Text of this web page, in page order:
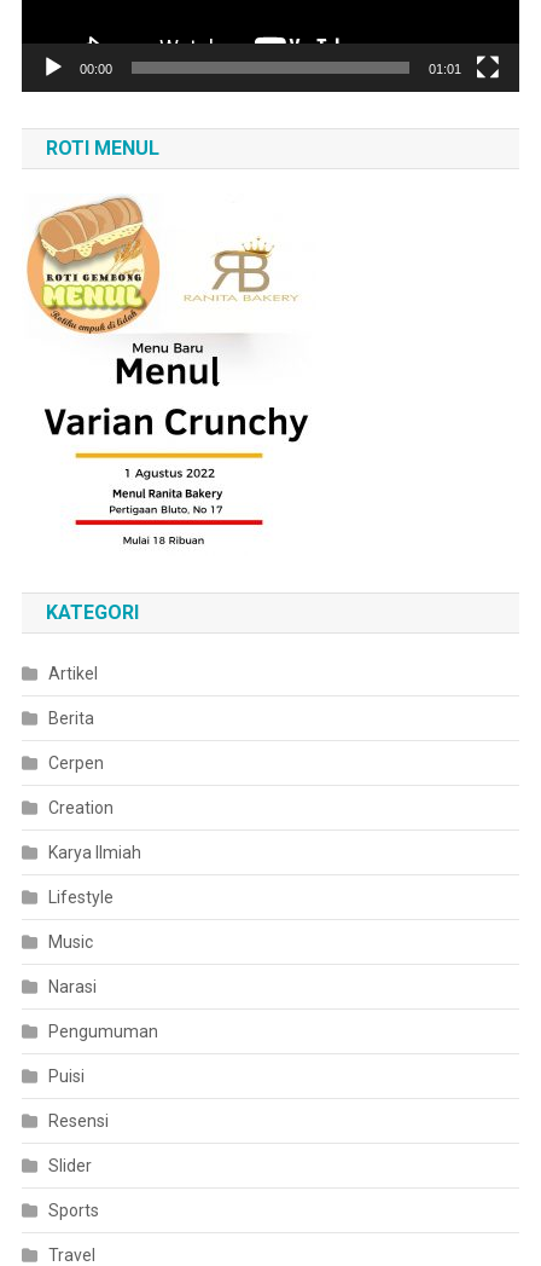
00:00 01:01
ROTI MENUL
KATEGORI
Artikel
Berita
Cerpen
Creation
Karya Ilmiah
Lifestyle
Music
Narasi
Pengumuman
Puisi
Resensi
Slider
Sports
Travel